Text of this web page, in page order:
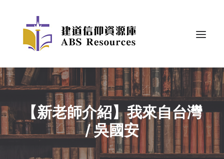
【新老師介紹】我來自台灣
/ 吳國安